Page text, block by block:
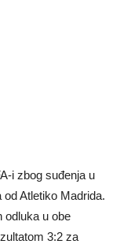
svojim domom, cela
i zbog suđenja u
Atletiko Madrida.
odluka u obe
3:2 za